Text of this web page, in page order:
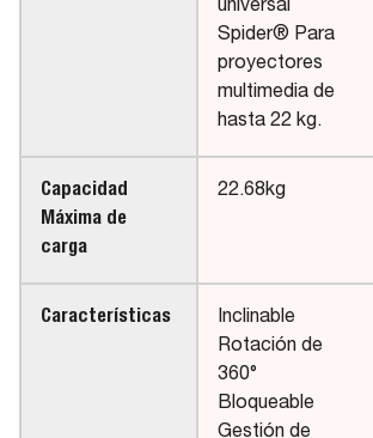
universal
Spider® Para
proyectores
multimedia de
hasta 22 kg.
Capacidad
Máxima de
carga
22.68kg
Características
Inclinable
Rotación de
360°
Bloqueable
Gestión de